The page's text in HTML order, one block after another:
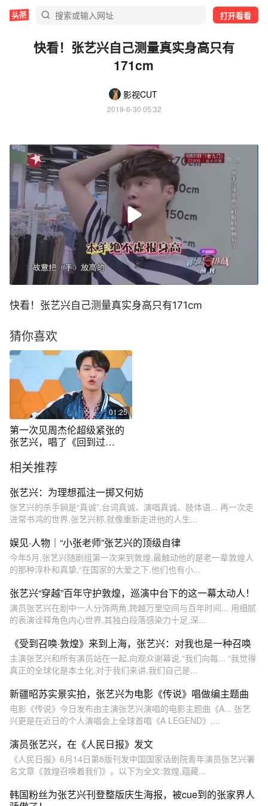
打开看看
快看！张艺兴自己测量真实身高只有
171cm
影视CUT
2019-6-30 05:32
快看！张艺兴自己测量真实身高只有171cm
猜你喜欢
01:25
第一次见周杰伦超级紧张的
张艺兴，唱了《回到过
节。#张艺兴 #考古 #抖音上
热门
相关推荐
张艺兴：为理想孤注一掷又何妨
张艺兴的杀手锏是“真诚”,台词真诚、演唱真诚、肢体语... 再一次走
进常书鸿的世界,张艺兴称,就像重新走进他的人生...
娱见·人物｜“小张老师”张艺兴的顶级自律
今年5月,张艺兴随剧组第一次来到敦煌,最触动他的是老一辈敦煌人
的那种淳朴和真挚,“在国家的大爱之下,他们也有小...
张艺兴“穿越”百年守护敦煌，巡演中台下的这一幕太动人！
演员张艺兴在剧中一人分饰两角,跨越万里空间与百年时间... 用细腻
的表演诠释角色内心世界,其独白段落感染力十足,深...
《受到召唤·敦煌》来到上海，张艺兴：对我也是一种召唤
主演张艺兴和所有演员站在一起,向观众谢幕说,“我们向每... “我觉得
真正的全球化是本土化,对于我们来讲,我们自己是...
新疆昭苏实景实拍，张艺兴为电影《传说》唱做编主题曲
电影《传说》今日发布由主演张艺兴演唱的电影主题曲《A... 张艺
兴更是在近日的个人演唱会上全球首唱《A LEGEND》,...
演员张艺兴，在《人民日报》发文
《人民日报》6月14日第8版刊发中国国家话剧院青年演员张艺兴署
名文章《敦煌召唤着我们》。以下为全文:敦煌,蕴藏...
韩国粉丝为张艺兴刊登整版庆生海报，被cue到的张家界人